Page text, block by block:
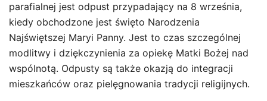
parafialnej jest odpust przypadający na 8 września,
kiedy obchodzone jest święto Narodzenia
Najświętszej Maryi Panny. Jest to czas szczególnej
modlitwy i dziękczynienia za opiekę Matki Bożej nad
wspólnotą. Odpusty są także okazją do integracji
mieszkańców oraz pielęgnowania tradycji religijnych.